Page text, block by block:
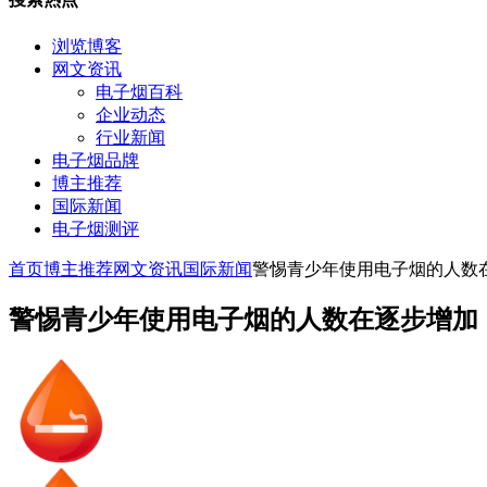
浏览博客
网文资讯
电子烟百科
企业动态
行业新闻
电子烟品牌
博主推荐
国际新闻
电子烟测评
首页博主推荐网文资讯国际新闻警惕青少年使用电子烟的人数
警惕青少年使用电子烟的人数在逐步增加